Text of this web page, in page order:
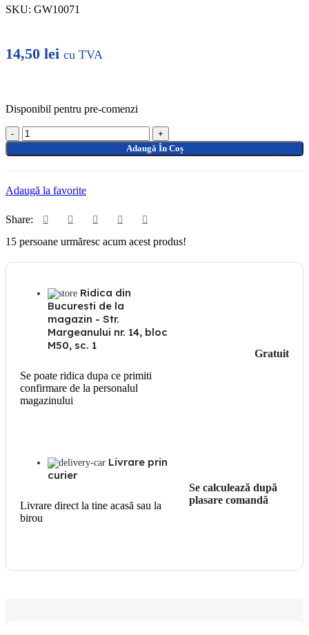
SKU: GW10071
14,50 lei cu TVA
Disponibil pentru pre-comenzi
Cantitate
GEWISS
CHORUS
SCARA
MODULE
10071
Adaugă În Coș
Adaugă la favorite
Share:
15 persoane urmăresc acum acest produs!
Ridica din
Bucuresti de la
magazin - Str.
Margeanului nr. 14, bloc
M50, sc. 1
Se poate ridica dupa ce primiti
confirmare de la personalul
magazinului
Gratuit
Livrare prin
curier
Livrare direct la tine acasă sau la
birou
Se calculează după
plasare comandă